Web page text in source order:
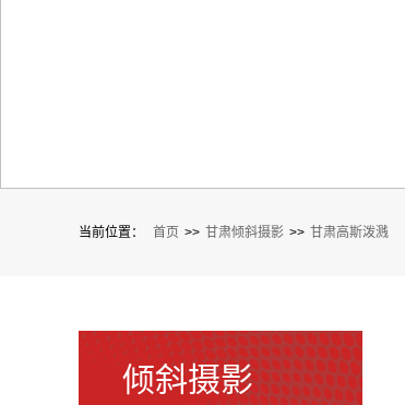
当前位置： 首页 >> 甘肃倾斜摄影 >> 甘肃高斯泼溅
倾斜摄影